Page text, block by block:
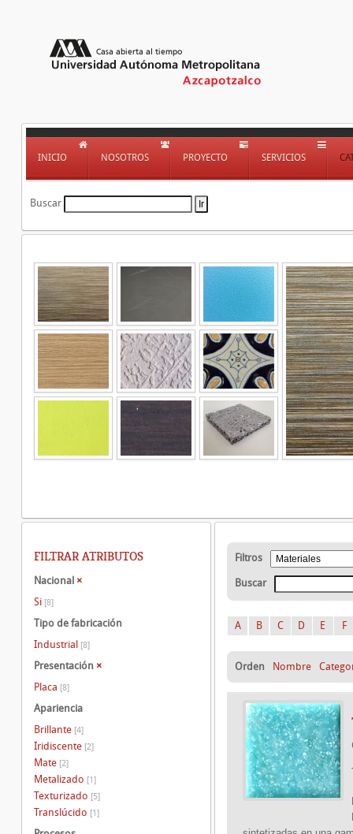
INICIO NOSOTROS PROYECTO SERVICIOS
Buscar
Filtros
Buscar
A B C D E F
Orden Nombre
FILTRAR ATRIBUTOS
Nacional ×
Si [8]
Tipo de fabricación
Industrial [8]
Presentación ×
Placa [8]
Apariencia
Brillante [4]
Iridiscente [2]
Mate [2]
Metalizado [1]
Texturizado [5]
Translúcido [1]